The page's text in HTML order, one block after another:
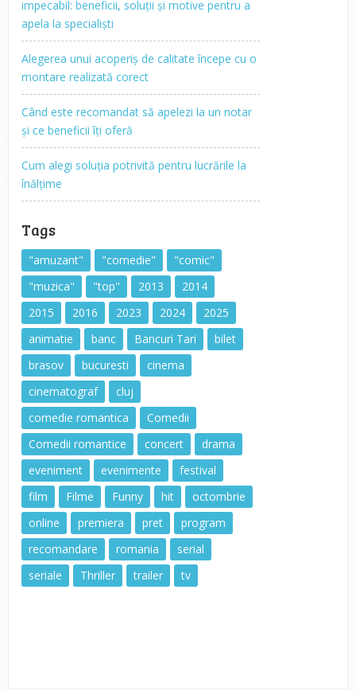
impecabil: beneficii, soluții și motive pentru a
apela la specialiști
Alegerea unui acoperiș de calitate începe cu o
montare realizată corect
Când este recomandat să apelezi la un notar
și ce beneficii îți oferă
Cum alegi soluția potrivită pentru lucrările la
înălțime
Tags
"amuzant" "comedie"
"comic"
"muzica"
"top" 2013
2014
2015
2016 2023 2024
2025
animatie
banc Bancuri Tari
bilet
brasov
bucuresti
cinema
cinematograf
cluj
comedie romantica
Comedii
Comedii romantice
concert
drama
eveniment
evenimente
festival
film
Filme Funny hit
octombrie
online
premiera pret
program
recomandare
romania
serial
seriale
Thriller trailer tv